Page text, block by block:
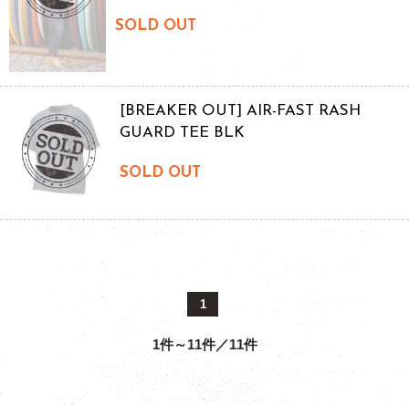
SOLD OUT
[BREAKER OUT] AIR-FAST RASH
GUARD TEE BLK
SOLD OUT
1
1件～11件／11件